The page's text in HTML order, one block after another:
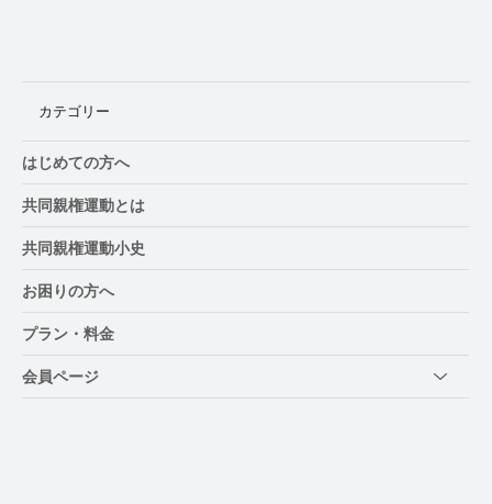
カテゴリー
はじめての方へ
共同親権運動とは
共同親権運動小史
お困りの方へ
プラン・料金
会員ページ